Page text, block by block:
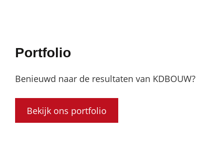
Portfolio
Benieuwd naar de resultaten van KDBOUW?
Bekijk ons portfolio